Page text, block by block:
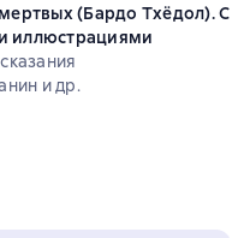
(Бардо Тхёдол). С
иллюстрациями
и др.
0 на основе 0 оценок